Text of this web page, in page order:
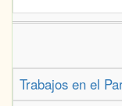
Trabajos en el